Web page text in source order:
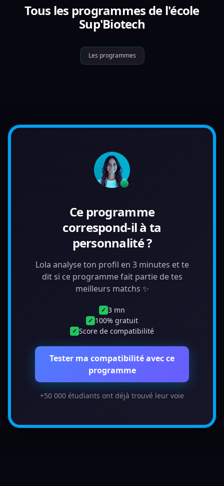
Tous les programmes de l'école
Sup'Biotech
Les programmes
Ce programme
correspond-il à ta
personnalité ?
Lola analyse ton profil en 3 minutes et te
dit si ce programme fait partie de tes
meilleurs matchs ✨
✓ 3 mn
✓ 100% gratuit
✓ Score de compatibilité
Tester ma compatibilité avec ce
programme
+50 000 étudiants ont déjà trouvé leur voie